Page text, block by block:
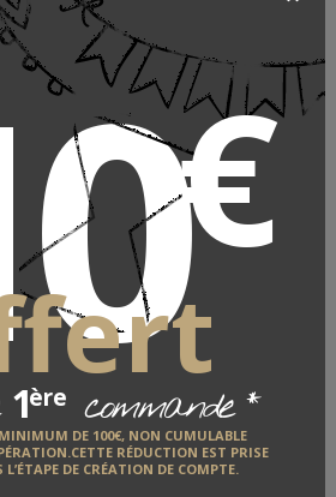
€
1ère commande*
DE 100€, NON CUMULABLE
RÉDUCTION EST PRISE
L’ÉTAPE DE CRÉATION DE COMPTE.
du cuir Baltayan
BALTAYAN